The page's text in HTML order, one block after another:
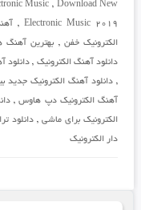
Music , Download New
Electronic Music 2019
,
الکترونیک خفن , بهترین آهنگ
دانلود آهنگ الکترونیک ,دانلود
, دانلود آهنگ الکترونیک جدید
آهنگ الکترونیک دپ هاوس,
الکترونیک برای ماشی, دانلود
دار الکترونیک